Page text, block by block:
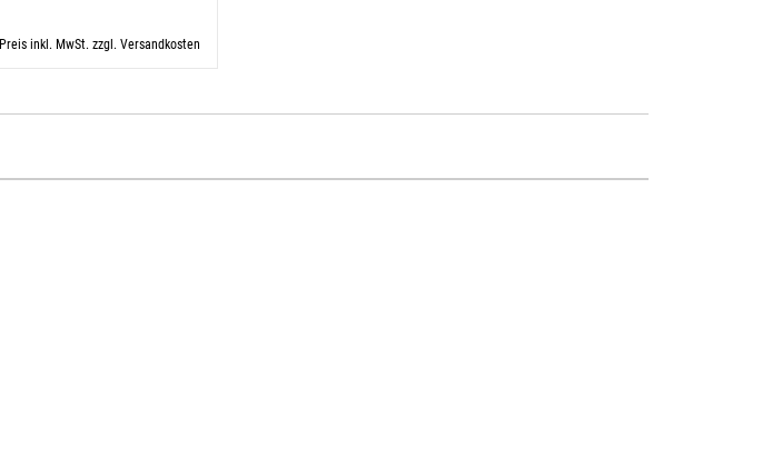
Preis inkl. MwSt. zzgl. Versandkosten